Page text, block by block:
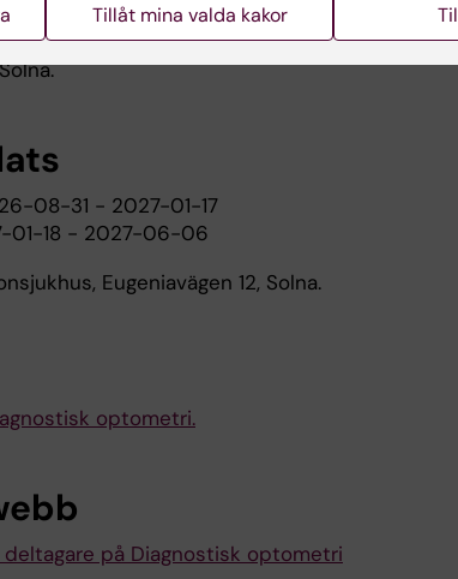
undervisningen bedrivs på plats i
lokaler i Eye Center of Excellence,
08-31 - 2027-01-17
01-18 - 2027-06-06
Eugeniavägen 12, Solna.
optometri.
på Diagnostisk optometri
Tillåt mina valda kakor